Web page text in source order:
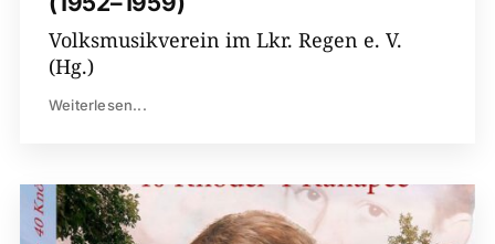
Volksmusikverein im Lkr. Regen e. V.
(Hg.)
Weiterlesen...